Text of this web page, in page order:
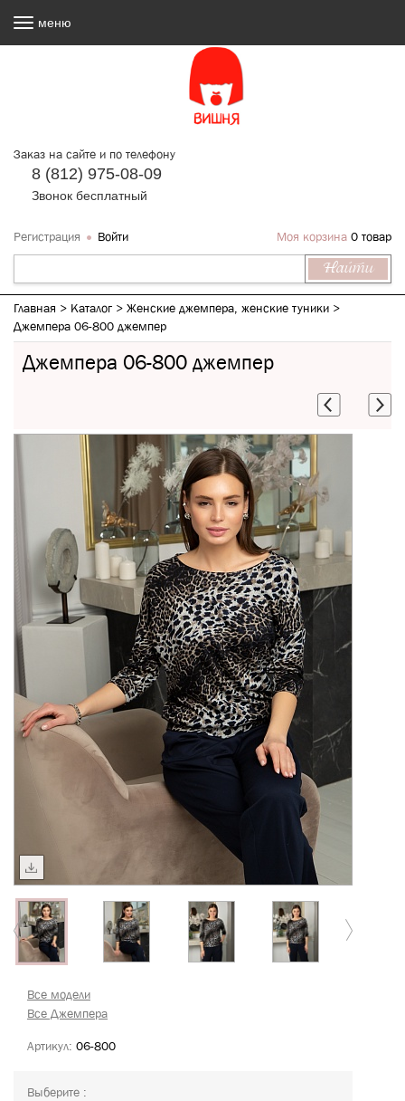
Заказ на сайте и по телефону
8 (812) 975-08-09
Звонок бесплатный
Регистрация Войти Моя корзина 0 товар
меню
Главная > Каталог > Женские джемпера, женские туники >
Джемпера 06-800 джемпер
Джемпера 06-800 джемпер
Все модели
Все Джемпера
Артикул: 06-800
Выберите :